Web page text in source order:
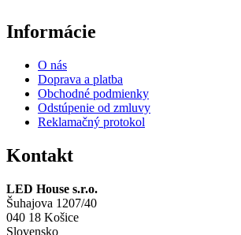
Informácie
O nás
Doprava a platba
Obchodné podmienky
Odstúpenie od zmluvy
Reklamačný protokol
Kontakt
LED House s.r.o.
Šuhajova 1207/40
040 18 Košice
Slovensko